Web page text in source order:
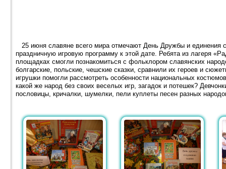
25 июня славяне всего мира отмечают День Дружбы и единения
праздничную игровую программу к этой дате. Ребята из лагеря
площадках смогли познакомиться с фольклором славянских
болгарские, польские, чешские сказки, сравнили их героев и
игрушки помогли рассмотреть особенности национальных
какой же народ без своих веселых игр, загадок и потешек?
пословицы, кричалки, шумелки, пели куплеты песен разных